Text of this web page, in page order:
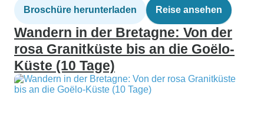
Broschüre herunterladen Reise ansehen
Wandern in der Bretagne: Von der
rosa Granitküste bis an die Goëlo-
Küste (10 Tage)